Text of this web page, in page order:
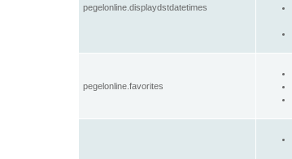
pegelonline.displaydstdatetimes
pegelonline.favorites